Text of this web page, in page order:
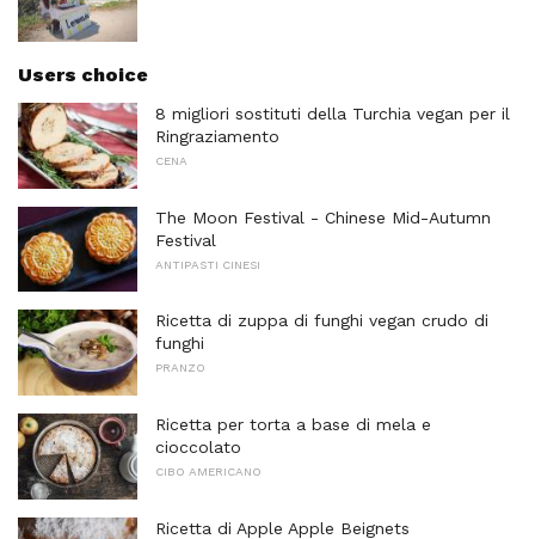
Users choice
8 migliori sostituti della Turchia vegan per il
Ringraziamento
CENA
The Moon Festival - Chinese Mid-Autumn
Festival
ANTIPASTI CINESI
Ricetta di zuppa di funghi vegan crudo di
funghi
PRANZO
Ricetta per torta a base di mela e
cioccolato
CIBO AMERICANO
Ricetta di Apple Apple Beignets